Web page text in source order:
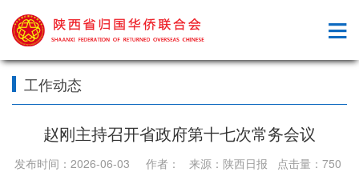
工作动态
赵刚主持召开省政府第十七次常务会议
发布时间：2026-06-03 作者： 来源：陕西日报 点击量：750